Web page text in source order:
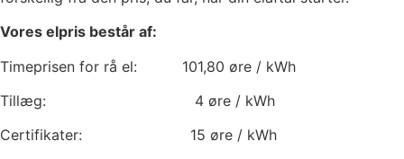
Vores elpris består af:
Timeprisen for rå el: 101,80 øre / kWh
Tillæg: 4 øre / kWh
Certifikater: 15 øre / kWh